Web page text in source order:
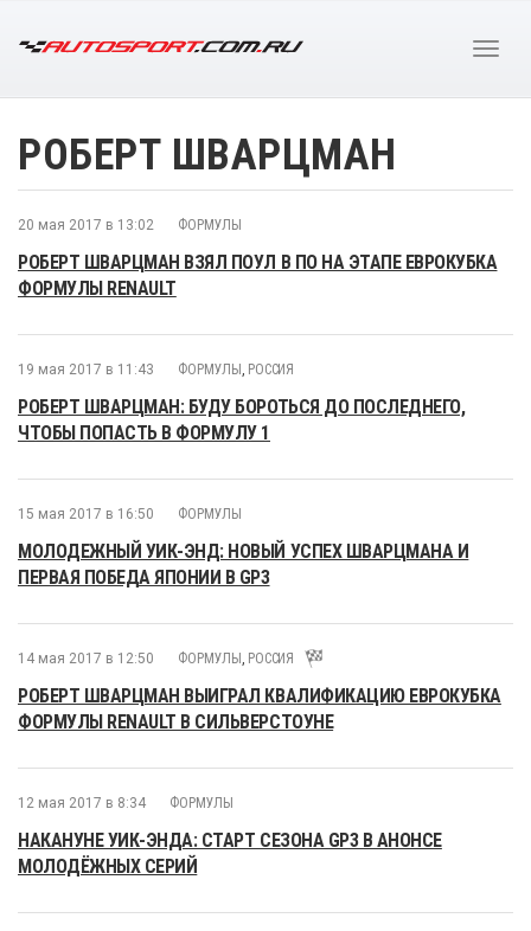
РОБЕРТ ШВАРЦМАН
20 мая 2017 в 13:02 ФОРМУЛЫ
РОБЕРТ ШВАРЦМАН ВЗЯЛ ПОУЛ В ПО НА ЭТАПЕ ЕВРОКУБКА
ФОРМУЛЫ RENAULT
19 мая 2017 в 11:43 ФОРМУЛЫ , РОССИЯ
РОБЕРТ ШВАРЦМАН: БУДУ БОРОТЬСЯ ДО ПОСЛЕДНЕГО,
ЧТОБЫ ПОПАСТЬ В ФОРМУЛУ 1
15 мая 2017 в 16:50 ФОРМУЛЫ
МОЛОДЕЖНЫЙ УИК-ЭНД: НОВЫЙ УСПЕХ ШВАРЦМАНА И
ПЕРВАЯ ПОБЕДА ЯПОНИИ В GP3
14 мая 2017 в 12:50 ФОРМУЛЫ , РОССИЯ
РОБЕРТ ШВАРЦМАН ВЫИГРАЛ КВАЛИФИКАЦИЮ ЕВРОКУБКА
ФОРМУЛЫ RENAULT В СИЛЬВЕРСТОУНЕ
12 мая 2017 в 8:34 ФОРМУЛЫ
НАКАНУНЕ УИК-ЭНДА: СТАРТ СЕЗОНА GP3 В АНОНСЕ
МОЛОДЁЖНЫХ СЕРИЙ